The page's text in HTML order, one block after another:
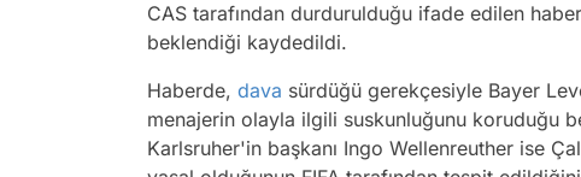
CAS tarafından durdurulduğu ifade edilen
beklendiği kaydedildi.
Haberde, dava sürdüğü gerekçesiyle Bayer
menajerin olayla ilgili suskunluğunu koruduğu
Karlsruher'in başkanı Ingo Wellenreuther ise